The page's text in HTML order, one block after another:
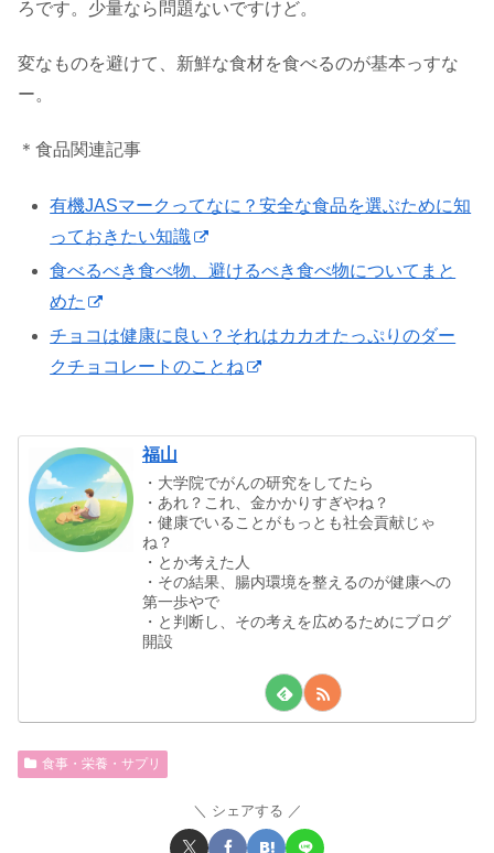
ろです。少量なら問題ないですけど。
変なものを避けて、新鮮な食材を食べるのが基本っすな
ー。
＊食品関連記事
有機JASマークってなに？安全な食品を選ぶために知
っておきたい知識
食べるべき食べ物、避けるべき食べ物についてまと
めた
チョコは健康に良い？それはカカオたっぷりのダー
クチョコレートのことね
福山
・大学院でがんの研究をしてたら
・あれ？これ、金かかりすぎやね？
・健康でいることがもっとも社会貢献じゃ
ね？
・とか考えた人
・その結果、腸内環境を整えるのが健康への
第一歩やで
・と判断し、その考えを広めるためにブログ
開設
食事・栄養・サプリ
シェアする